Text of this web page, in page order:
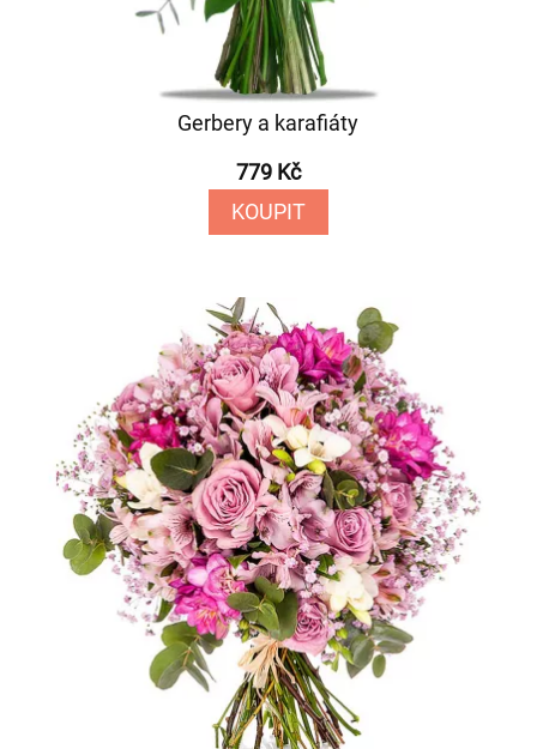
Gerbery a karafiáty
779 Kč
KOUPIT